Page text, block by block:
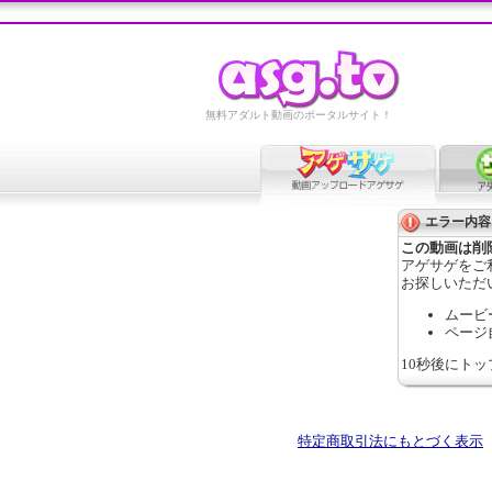
無料アダルト動画のポータルサイト！
エラー内容
この動画は削
アゲサゲをご
お探しいただ
ムービ
ページ
10秒後にト
特定商取引法にもとづく表示